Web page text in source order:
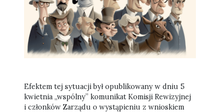
Efektem tej sytuacji był opublikowany w dniu 5
kwietnia „wspólny” komunikat Komisji Rewizyjnej
i członków Zarządu o wystąpieniu z wnioskiem